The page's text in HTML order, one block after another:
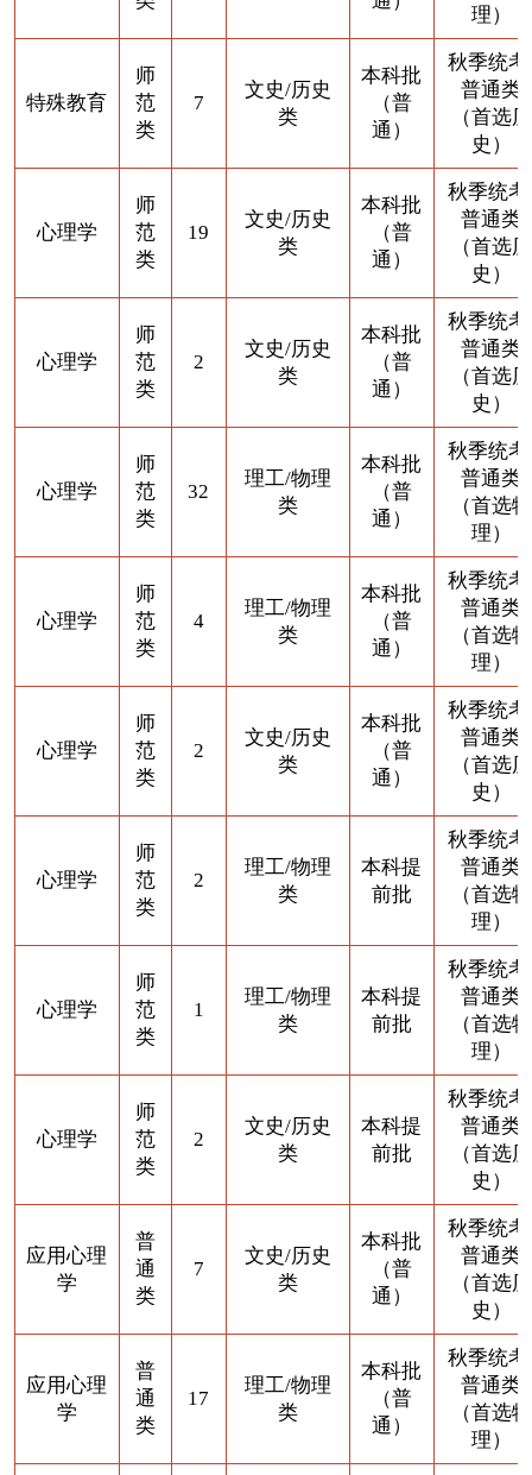
理）
特殊教育
师
范
类
7
文史/历史
类
本科批
（普
通）
秋季统
普通类
（首选历
史）
心理学
师
范
类
19
文史/历史
类
本科批
（普
通）
秋季统
普通类
（首选历
史）
心理学
师
范
类
2
文史/历史
类
本科批
（普
通）
秋季统
普通类
（首选历
史）
心理学
师
范
类
32
理工/物理
类
本科批
（普
通）
秋季统
普通类
（首选物
理）
心理学
师
范
类
4
理工/物理
类
本科批
（普
通）
秋季统
普通类
（首选物
理）
心理学
师
范
类
2
文史/历史
类
本科批
（普
通）
秋季统
普通类
（首选历
史）
心理学
师
范
类
2
理工/物理
类
本科提
前批
秋季统
普通类
（首选物
理）
心理学
师
范
类
1
理工/物理
类
本科提
前批
秋季统
普通类
（首选物
理）
心理学
师
范
类
2
文史/历史
类
本科提
前批
秋季统
普通类
（首选历
史）
应用心理
学
普
通
类
7
文史/历史
类
本科批
（普
通）
秋季统
普通类
（首选历
史）
应用心理
学
普
通
类
17
理工/物理
类
本科批
（普
通）
秋季统
普通类
（首选物
理）